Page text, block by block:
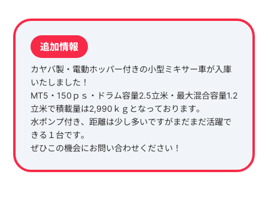
追加情報
カヤバ製・電動ホッパー付きの小型ミキサー車が入庫
いたしました！
MT5・150ｐｓ・ドラム容量2.5立米・最大混合容量1.2
立米で積載量は2,990ｋｇとなっております。
水ポンプ付き、距離は少し多いですがまだまだ活躍で
きる１台です。
ぜひこの機会にお問い合わせください！